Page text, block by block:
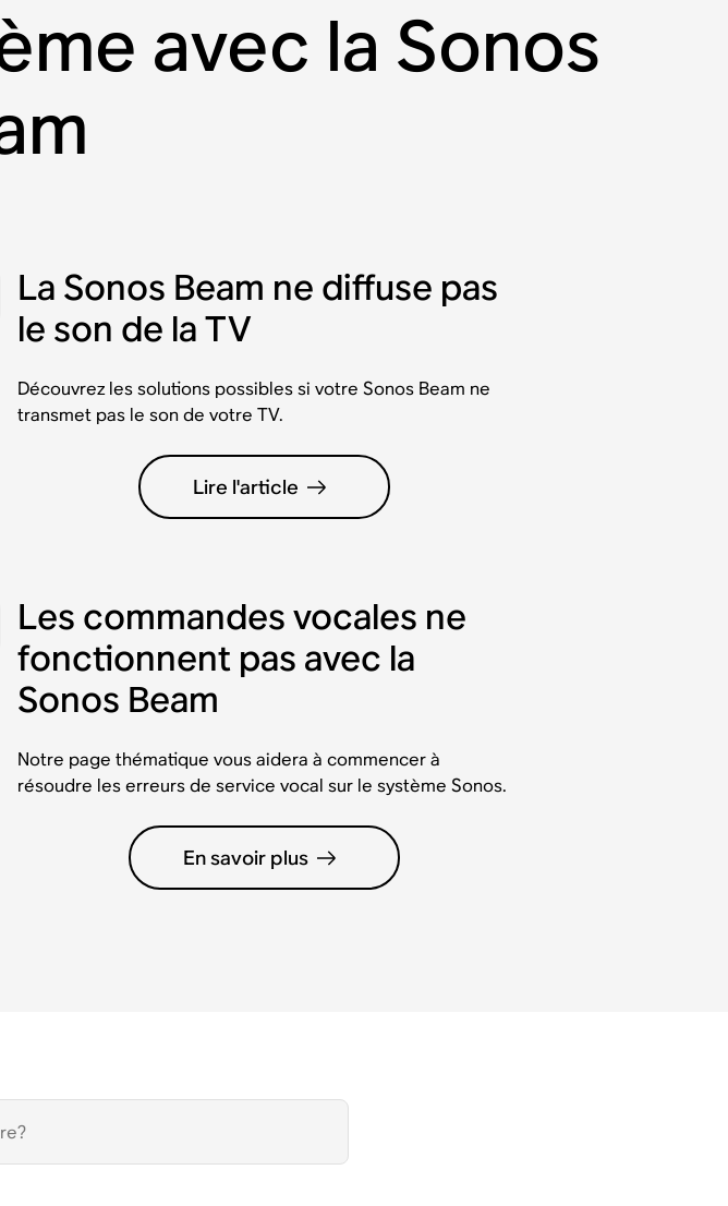
avec la Sonos
La Sonos Beam ne diffuse pas
le son de la TV
Découvrez les solutions possibles si votre Sonos Beam ne
transmet pas le son de votre TV.
Lire l'article
Les commandes vocales ne
fonctionnent pas avec la
Sonos Beam
Notre page thématique vous aidera à commencer à
résoudre les erreurs de service vocal sur le système Sonos.
En savoir plus